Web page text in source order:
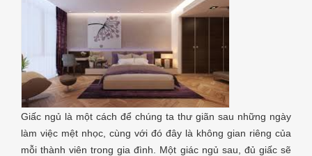
Giấc ngủ là một cách để chúng ta thư giãn sau những ngày
làm việc mệt nhọc, cùng với đó đây là không gian riêng của
mỗi thành viên trong gia đình. Một giác ngủ sau, đủ giấc sẽ